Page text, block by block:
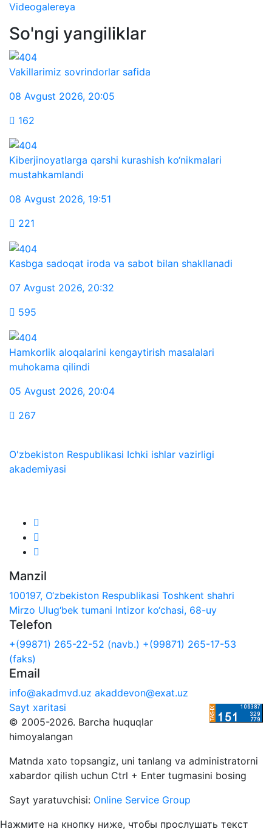
Videogalereya
So'ngi yangiliklar
Vakillarimiz sovrindorlar safida
08 Avgust 2026, 20:05
162
Kiberjinoyatlarga qarshi kurashish ko‘nikmalari
mustahkamlandi
08 Avgust 2026, 19:51
221
Kasbga sadoqat iroda va sabot bilan shakllanadi
07 Avgust 2026, 20:32
595
Hamkorlik aloqalarini kengaytirish masalalari
muhokama qilindi
05 Avgust 2026, 20:04
267
O'zbekiston Respublikasi Ichki ishlar vazirligi
akademiyasi
Manzil
100197, O‘zbekiston Respublikasi Toshkent shahri
Mirzo Ulug‘bek tumani Intizor ko‘chasi, 68-uy
Telefon
+(99871) 265-22-52 (navb.) +(99871) 265-17-53
(faks)
Email
info@akadmvd.uz akaddevon@exat.uz
Sayt xaritasi
© 2005-2026. Barcha huquqlar
himoyalangan
Matnda xato topsangiz, uni tanlang va administratorni
xabardor qilish uchun Ctrl + Enter tugmasini bosing
Sayt yaratuvchisi: Online Service Group
Нажмите на кнопку ниже, чтобы прослушать текст